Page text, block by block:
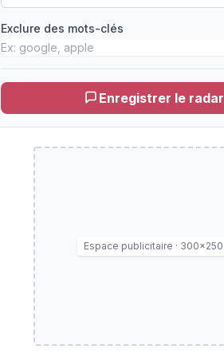
Exclure des mots-clés
Enregistrer le radar
Espace publicitaire · 300×250